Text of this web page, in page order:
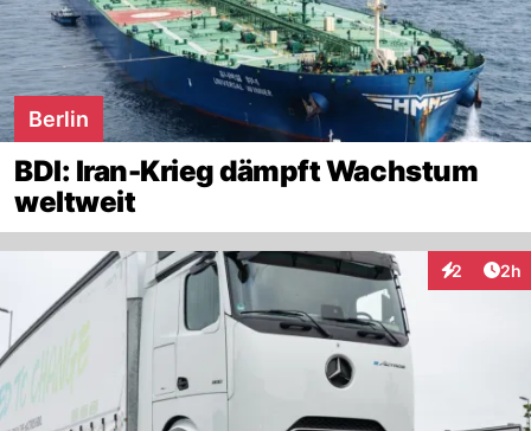
Berlin
BDI: Iran-Krieg dämpft Wachstum
weltweit
2 2h